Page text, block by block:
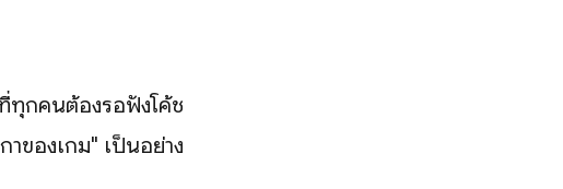
ทุกคนต้องรอฟังโค้ช
ของเกม" เป็นอย่าง